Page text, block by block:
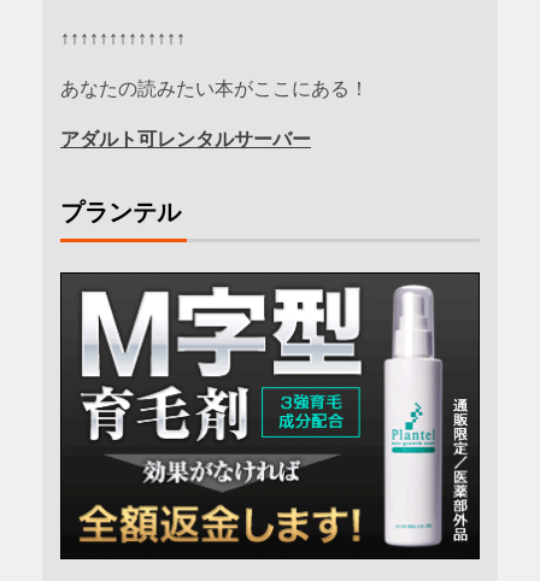
↑↑↑↑↑↑↑↑↑↑↑↑↑
あなたの読みたい本がここにある！
アダルト可レンタルサーバー
プランテル